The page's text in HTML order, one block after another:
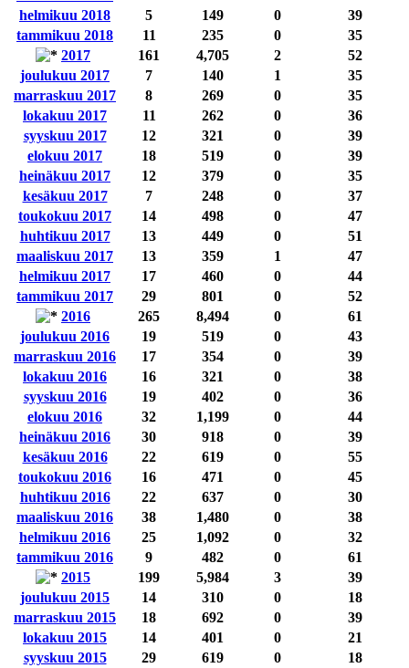
helmikuu 2018
5 149 0
39
tammikuu 2018
11 235 0
35
2017
161 4,705 2
52
joulukuu 2017
7 140 1
35
marraskuu 2017
8 269 0
35
lokakuu 2017
11 262 0
36
syyskuu 2017
12 321 0
39
elokuu 2017
18 519 0
39
heinäkuu 2017
12 379 0
35
kesäkuu 2017
7 248 0
37
toukokuu 2017
14 498 0
47
huhtikuu 2017
13 449 0
51
maaliskuu 2017
13 359 1
47
helmikuu 2017
17 460 0
44
tammikuu 2017
29 801 0
52
2016
265 8,494 0
61
joulukuu 2016
19 519 0
43
marraskuu 2016
17 354 0
39
lokakuu 2016
16 321 0
38
syyskuu 2016
19 402 0
36
elokuu 2016
32 1,199 0
44
heinäkuu 2016
30 918 0
39
kesäkuu 2016
22 619 0
55
toukokuu 2016
16 471 0
45
huhtikuu 2016
22 637 0
30
maaliskuu 2016
38 1,480 0
38
helmikuu 2016
25 1,092 0
32
tammikuu 2016
9 482 0
61
2015
199 5,984 3
39
joulukuu 2015
14 310 0
18
marraskuu 2015
18 692 0
39
lokakuu 2015
14 401 0
21
syyskuu 2015
29 619 0
18